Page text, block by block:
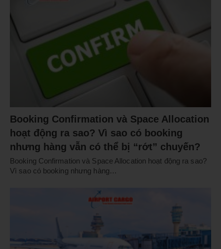
Booking Confirmation và Space Allocation
hoạt động ra sao? Vì sao có booking
nhưng hàng vẫn có thể bị “rớt” chuyến?
Booking Confirmation và Space Allocation hoạt động ra sao?
Vì sao có booking nhưng hàng…